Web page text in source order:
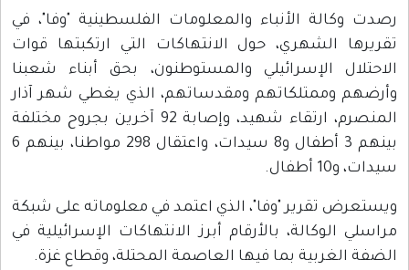
رصدت وكالة الأنباء والمعلومات الفلسطينية "وفا"، في
تقريرها الشهري، حول الانتهاكات التي ارتكبتها قوات
الاحتلال الإسرائيلي والمستوطنون، بحق أبناء شعبنا
وأرضهم وممتلكاتهم ومقدساتهم، الذي يغطي شهر آذار
المنصرم، ارتقاء شهيد، وإصابة 92 آخرين بجروح مختلفة
بينهم 3 أطفال و8 سيدات، واعتقال 298 مواطنا، بينهم 6
سيدات، و10 أطفال.
ويستعرض تقرير "وفا"، الذي اعتمد في معلوماته على شبكة
مراسلي الوكالة، بالأرقام أبرز الانتهاكات الإسرائيلية في
الضفة الغربية بما فيها العاصمة المحتلة، وقطاع غزة.